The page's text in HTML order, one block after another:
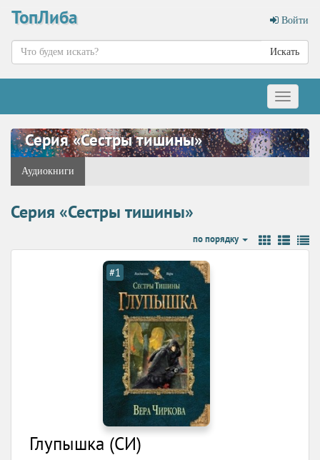
ТопЛиба Войти
Искать
Меню
Серия «Сестры тишины»
Аудиокниги
Серия «Сестры тишины»
по порядку
#1
Глупышка (СИ)